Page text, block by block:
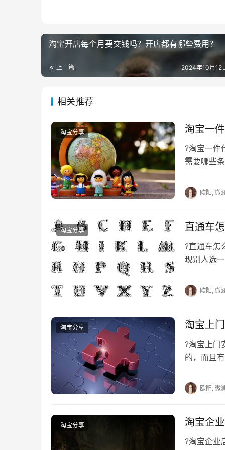
(一)
返还是为了激励加入的店主们，将对年费有条
和全部这两档，如果大家这两个指标都凸出基本
(二)返还结算：
1、因造假被清退的不返还。
2、根据协议通知终止、清退、按照期间
3、入驻头一个月当月年费，但是作为年
4、返还结算在本协议终止后开始返还。
(三) 跨类目入驻，按最高的类目缴，但
商家想要省掉部分这部分的钱，就需要
省下来，商家还可以考虑投入到其他的地方，
务上。
天猫服务费的算法，是按照销售额类目
返款给商家们。
推荐阅读：
天猫食品旗舰店好入驻吗?旗舰店有什么
如何入驻天猫旗舰店?流程是什么?
天猫专营店开店流程是什么?如何开店?
淘宝开店每个月要交钱吗？开店都有哪些费用？
上一篇 2024年10月12
相关推荐
淘宝分享 淘宝一
?淘宝一
需要哪些
欧阳, 微
淘宝分享 直通车
?直通车
现别人选
欧阳, 微
淘宝分享 淘宝上
?淘宝上
的，而且
欧阳, 微
淘宝分享 淘宝企
?淘宝企